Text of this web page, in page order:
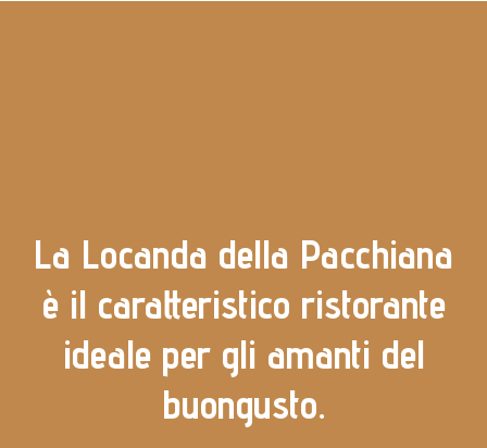
La Locanda della Pacchiana
è il caratteristico ristorante
ideale per gli amanti del
buongusto.